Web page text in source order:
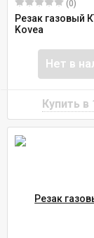
(0)
Резак газовый
Kovea
Нет в